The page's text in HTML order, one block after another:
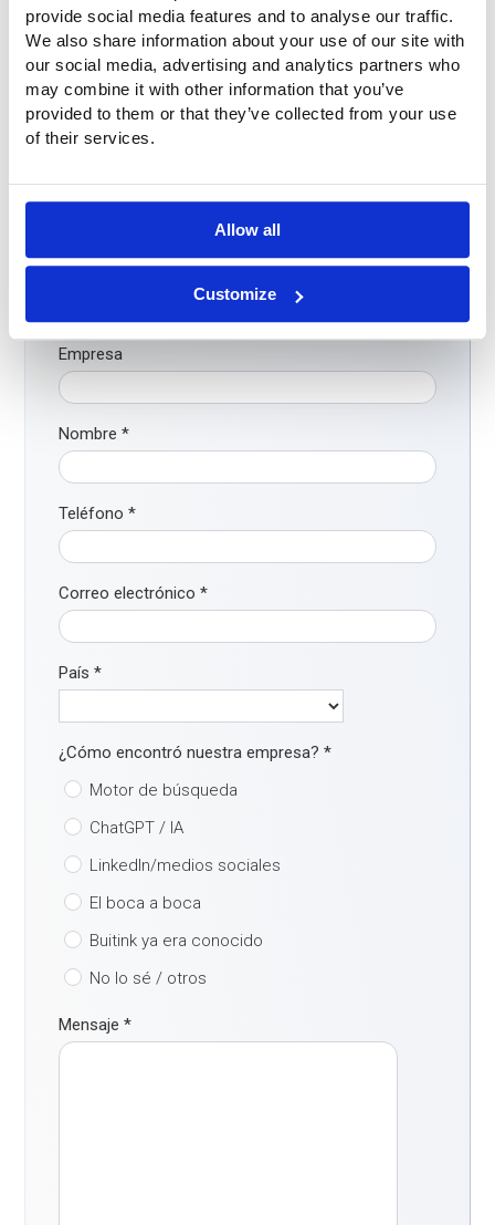
provide social media features and to analyse our traffic.
We also share information about your use of our site with
our social media, advertising and analytics partners who
may combine it with other information that you’ve
provided to them or that they’ve collected from your use
of their services.
Allow all
Customize
¿Preguntas?
dude en ponerse en contacto con nosotros. Llámenos al
. Pero aún más fácil: rellene
directamente el siguiente formulario de contacto. Nos
pondremos en contacto con usted lo antes posible.
Empresa
Nombre*
Teléfono*
Correo electrónico*
País*
¿Cómo encontró nuestra empresa?*
Motor de búsqueda
ChatGPT / IA
LinkedIn/medios sociales
El boca a boca
Buitink ya era conocido
No lo sé / otros
Mensaje*